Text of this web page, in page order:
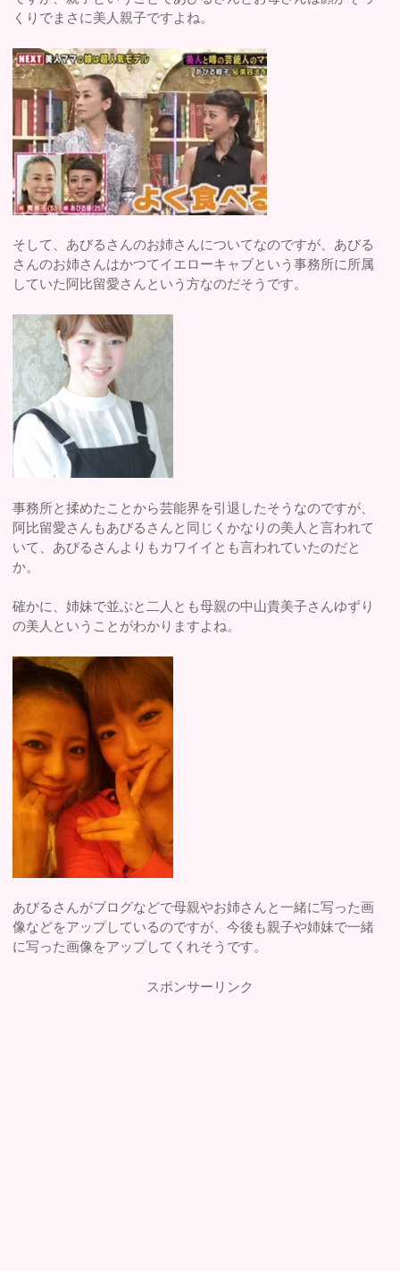
くりでまさに美人親子ですよね。
そして、あびるさんのお姉さんについてなのですが、あびる
さんのお姉さんはかつてイエローキャブという事務所に所属
していた阿比留愛さんという方なのだそうです。
事務所と揉めたことから芸能界を引退したそうなのですが、
阿比留愛さんもあびるさんと同じくかなりの美人と言われて
いて、あびるさんよりもカワイイとも言われていたのだと
か。
確かに、姉妹で並ぶと二人とも母親の中山貴美子さんゆずり
の美人ということがわかりますよね。
あびるさんがブログなどで母親やお姉さんと一緒に写った画
像などをアップしているのですが、今後も親子や姉妹で一緒
に写った画像をアップしてくれそうです。
スポンサーリンク